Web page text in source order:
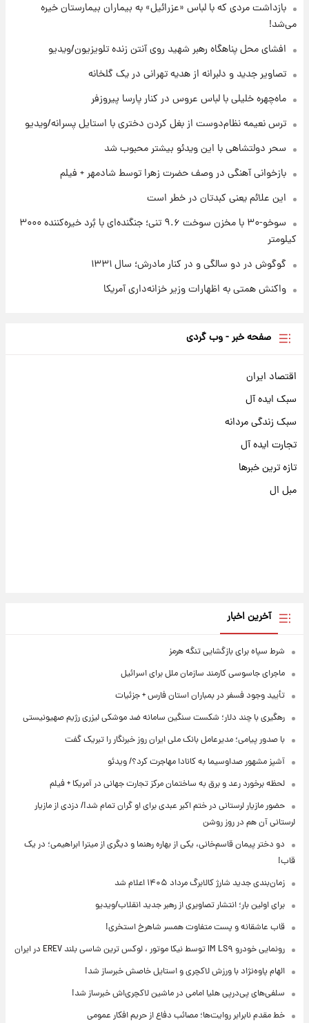
یک پیش ‌بینی مهم برای قیمت دلار، طلا و سکه
۲۰ ساعت پیش
بازیکن به درد نخور استقلال با مقصد اروپا این
تیم را ترک کرد!
تصاویر کمتر دیده‌شده از شهیدان حاجی‌زاده و
بازداشت مردی که با لباس «عزرائیل» به بیماران بیمارستان خیره
می‌شد!
افشای محل پناهگاه‌ رهبر شهید روی آنتن زنده تلویزیون/ویدیو
تصاویر جدید و دلبرانه از هدیه تهرانی در یک گلخانه
ماه‌چهره خلیلی با لباس عروس در کنار پارسا پیروزفر
ترس نعیمه نظام‌دوست از بغل کردن دختری با استایل پسرانه/ویدیو
سحر دولتشاهی با این ویدئو بیشتر محبوب شد
بازخوانی آهنگی در وصف حضرت زهرا توسط شادمهر + فیلم
این علائم یعنی کبدتان در خطر است
سوخو-۳۰ با مخزن سوخت ۹.۶ تنی؛ جنگنده‌ای با بُرد خیره‌کننده ۳۰۰۰
کیلومتر
گوگوش در دو سالگی و در کنار مادرش؛ سال ۱۳۳۱
واکنش همتی به اظهارات وزیر خزانه‌داری آمریکا
صفحه خبر - وب گردی
اقتصاد ایران
سبک ایده آل
سبک زندگی مردانه
تجارت ایده آل
تازه ترین خبرها
مبل ال
آخرین اخبار
شرط سپاه برای بازگشایی تنگه هرمز
ماجرای جاسوسی کارمند سازمان ملل برای اسرائیل
تأیید وجود فسفر در بمباران استان فارس + جزئیات
رهگیری با چند دلار؛ شکست سنگین سامانه ضد موشکی لیزری رژیم صهیونیستی
با صدور پیامی؛ مدیرعامل بانک ملی ایران روز خبرنگار را تبریک گفت
آشپز مشهور صداوسیما به کانادا مهاجرت کرد؟/ ویدئو
لحظه برخورد رعد و برق به ساختمان مرکز تجارت جهانی در آمریکا + فیلم
حضور مازیار لرستانی در ختم اکبر عبدی برای او گران تمام شد!/ دزدی از مازیار
لرستانی آن هم در روز روشن
دو دختر پیمان قاسم‌خانی، یکی از بهاره رهنما و دیگری از میترا ابراهیمی؛ در یک
قاب!
زمان‌بندی جدید شارژ کالابرگ مرداد ۱۴۰۵ اعلام شد
برای اولین بار؛ انتشار تصاویری از رهبر جدید انقلاب/ویدیو
قاب عاشقانه و پست متفاوت همسر شاهرخ استخری!
رونمایی خودرو IM LS۹ توسط نیکا موتور ، لوکس ترین شاسی بلند EREV در ایران
الهام پاوه‌نژاد با ورزش لاکچری و استایل خاصش خبرساز شد!
سلفی‌های پی‌درپی هلیا امامی در ماشین لاکچری‌اش خبرساز شد!
خط مقدم نابرابر روایت‌ها؛ مصائب دفاع از حریم افکار عمومی